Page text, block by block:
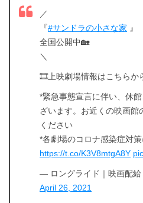
／
『#サンドラの小さな家 』
全国公開中🏡
＼
🎞上映劇場情報はこちらか
*緊急事態宣言に伴い、休
ざいます。お近くの映画館
ください
*各劇場のコロナ感染症対
https://t.co/K3V8mtgA8Y
— ロングライド｜映画配
April 26, 2021